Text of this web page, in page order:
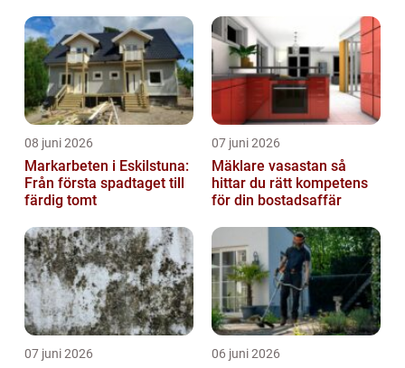
08 juni 2026
Markarbeten i Eskilstuna:
Från första spadtaget till
färdig tomt
07 juni 2026
Mäklare vasastan så
hittar du rätt kompetens
för din bostadsaffär
07 juni 2026 06 juni 2026